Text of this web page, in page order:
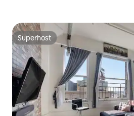
Superhost
Superhost